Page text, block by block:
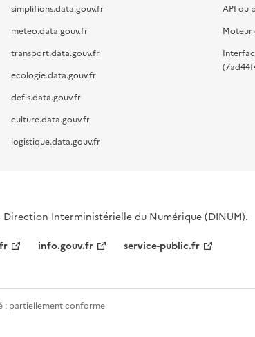
simplifions.data.gouv.fr
meteo.data.gouv.fr
transport.data.gouv.fr
ecologie.data.gouv.fr
defis.data.gouv.fr
culture.data.gouv.fr
logistique.data.gouv.fr
API du
Moteur
Interministérielle du Numérique (DINUM).
info.gouv.fr service-public.fr
: partiellement conforme